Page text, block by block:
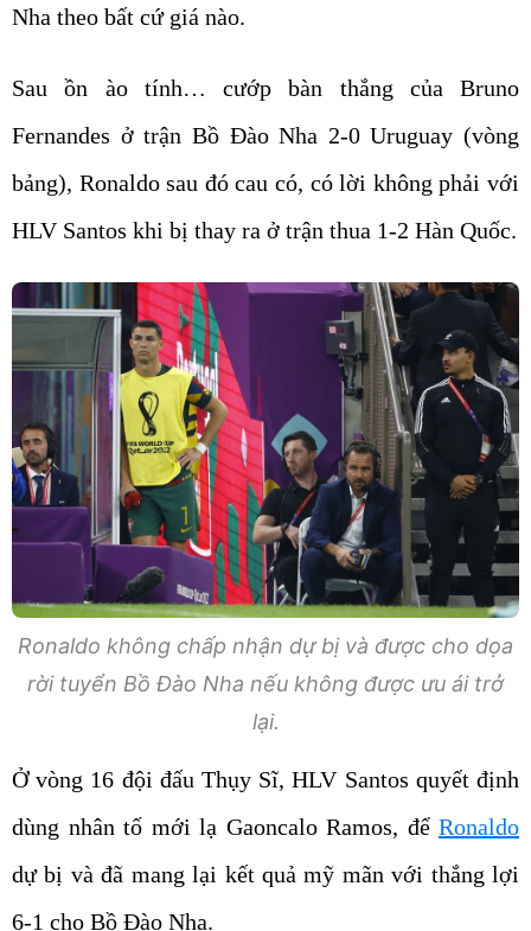
Nha theo bất cứ giá nào.
Sau ồn ào tính… cướp bàn thắng của Bruno
Fernandes ở trận Bồ Đào Nha 2-0 Uruguay (vòng
bảng), Ronaldo sau đó cau có, có lời không phải với
HLV Santos khi bị thay ra ở trận thua 1-2 Hàn Quốc.
Ronaldo không chấp nhận dự bị và được cho dọa
rời tuyển Bồ Đào Nha nếu không được ưu ái trở
lại.
Ở vòng 16 đội đấu Thụy Sĩ, HLV Santos quyết định
dùng nhân tố mới lạ Gaoncalo Ramos, để Ronaldo
dự bị và đã mang lại kết quả mỹ mãn với thắng lợi
6-1 cho Bồ Đào Nha.